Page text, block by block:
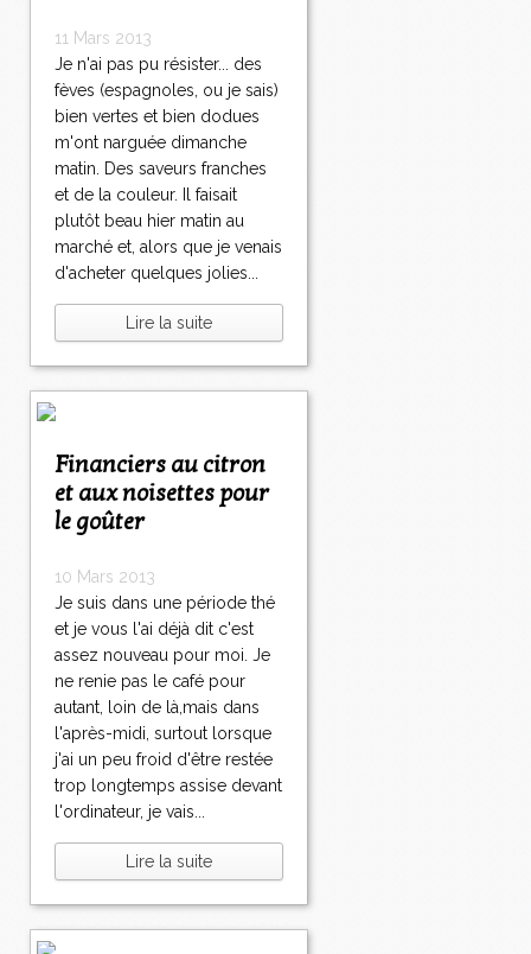
11 Mars 2013
Je n'ai pas pu résister... des
fèves (espagnoles, ou je sais)
bien vertes et bien dodues
m'ont narguée dimanche
matin. Des saveurs franches
et de la couleur. Il faisait
plutôt beau hier matin au
marché et, alors que je venais
d'acheter quelques jolies...
Lire la suite
Financiers au citron
et aux noisettes pour
le goûter
10 Mars 2013
Je suis dans une période thé
et je vous l'ai déjà dit c'est
assez nouveau pour moi. Je
ne renie pas le café pour
autant, loin de là,mais dans
l'après-midi, surtout lorsque
j'ai un peu froid d'être restée
trop longtemps assise devant
l'ordinateur, je vais...
Lire la suite